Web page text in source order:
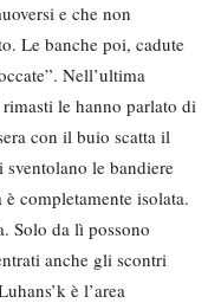
e che non
Le banche poi, cadute
Nell’ultima
le hanno parlato di
con il buio scatta il
le bandiere
completamente isolata.
Solo da lì possono
anche gli scontri
è l’area